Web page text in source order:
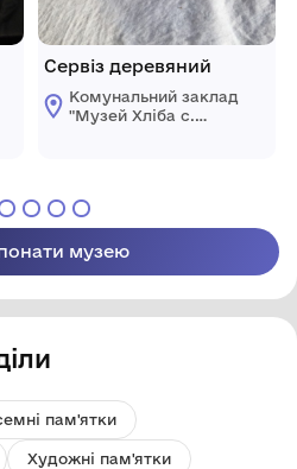
Сервіз деревяний
Комунальний заклад
"Музей Хліба с.
музею
пам'ятки
Художні пам'ятки